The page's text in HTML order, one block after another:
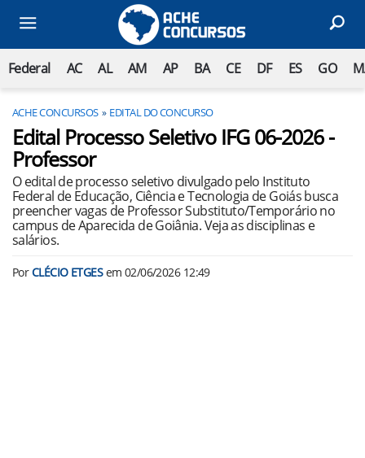
Federal AC AL AM AP BA CE DF ES GO
ACHE CONCURSOS EDITAL DO CONCURSO
Edital Processo Seletivo IFG 06-2026 -
Professor
O edital de processo seletivo divulgado pelo Instituto
Federal de Educação, Ciência e Tecnologia de Goiás busca
preencher vagas de Professor Substituto/Temporário no
campus de Aparecida de Goiânia. Veja as disciplinas e
salários.
PorCLÉCIO ETGESem 02/06/2026 12:49